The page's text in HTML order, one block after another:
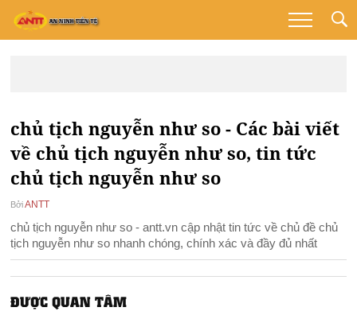
chủ tịch nguyễn như so - Các bài viết
về chủ tịch nguyễn như so, tin tức
chủ tịch nguyễn như so
Bởi ANTT
chủ tịch nguyễn như so - antt.vn cập nhật tin tức về chủ đề chủ
tịch nguyễn như so nhanh chóng, chính xác và đầy đủ nhất
ĐƯỢC QUAN TÂM